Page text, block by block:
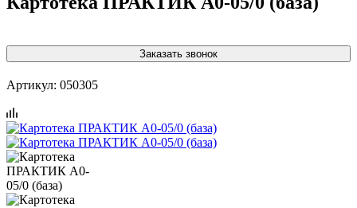
Заказать звонок
Артикул: 050305